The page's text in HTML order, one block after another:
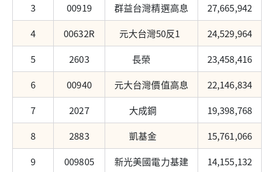
3
00919 群益台灣精選高息
27,665,942
4
00632R 元大台灣50反1
24,529,964
5
2603 長榮
23,458,416
6
00940 元大台灣價值高息
22,146,834
7
2027 大成鋼
19,398,768
8
2883 凱基金
15,761,066
9
009805 新光美國電力基建
14,155,132